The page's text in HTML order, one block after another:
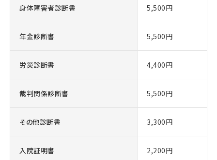
身体障害者診断書 5,500円
年金診断書 5,500円
労災診断書 4,400円
裁判関係診断書 5,500円
その他診断書 3,300円
入院証明書 2,200円